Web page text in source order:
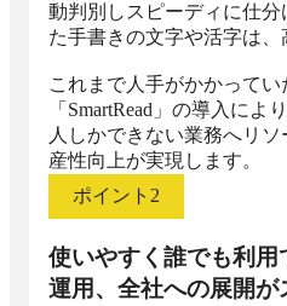
動判別しスピーディに仕
た手書きの文字や活字は、
これまで人手がかかって
「SmartRead」の導入によ
人しかできない業務へリ
ポイント 2
使いやすく誰でも利
運用、全社への展開が